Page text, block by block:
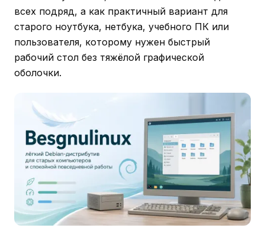
всех подряд, а как практичный вариант для
старого ноутбука, нетбука, учебного ПК или
пользователя, которому нужен быстрый
рабочий стол без тяжёлой графической
оболочки.